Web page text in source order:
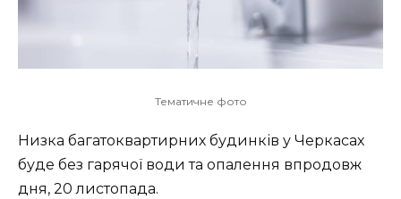
Тематичне фото
Низка багатоквартирних будинків у Черкасах
буде без гарячої води та опалення впродовж
дня, 20 листопада.